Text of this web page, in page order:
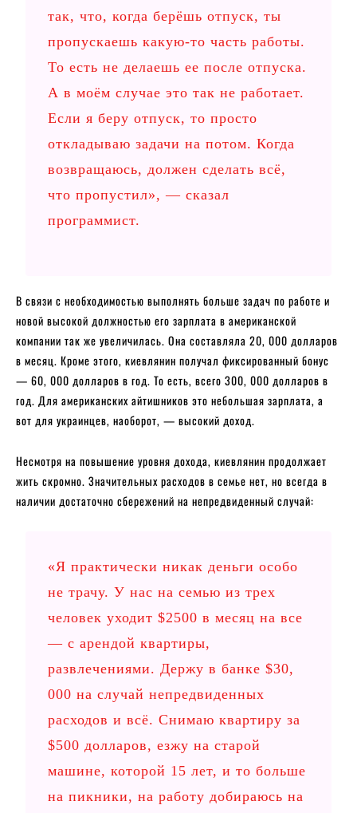
так, что, когда берёшь отпуск, ты
пропускаешь какую-то часть работы.
То есть не делаешь ее после отпуска.
А в моём случае это так не работает.
Если я беру отпуск, то просто
откладываю задачи на потом. Когда
возвращаюсь, должен сделать всё,
что пропустил», — сказал
программист.
В связи с необходимостью выполнять больше задач по работе и
новой высокой должностью его зарплата в американской
компании так же увеличилась. Она составляла 20, 000 долларов
в месяц. Кроме этого, киевлянин получал фиксированный бонус
— 60, 000 долларов в год. То есть, всего 300, 000 долларов в
год. Для американских айтишников это небольшая зарплата, а
вот для украинцев, наоборот, — высокий доход.
Несмотря на повышение уровня дохода, киевлянин продолжает
жить скромно. Значительных расходов в семье нет, но всегда в
наличии достаточно сбережений на непредвиденный случай:
«Я практически никак деньги особо
не трачу. У нас на семью из трех
человек уходит $2500 в месяц на все
— с арендой квартиры,
развлечениями. Держу в банке $30,
000 на случай непредвиденных
расходов и всё. Снимаю квартиру за
$500 долларов, езжу на старой
машине, которой 15 лет, и то больше
на пикники, на работу добираюсь на